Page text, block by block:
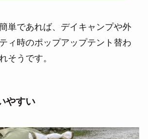
単であれば、デイキャンプや外
ィ時のポップアップテント替わ
そうです。
やすい